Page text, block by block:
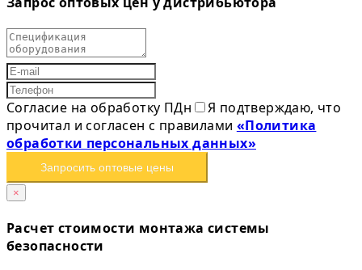
Согласие на обработку ПДн
Я подтверждаю, что
прочитал и согласен с правилами «Политика
обработки персональных данных»
Запросить оптовые цены
×
Расчет стоимости монтажа системы
безопасности